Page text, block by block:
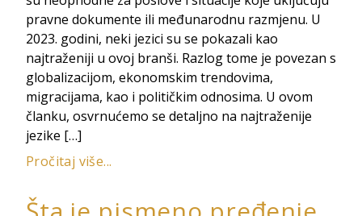
pravne dokumente ili međunarodnu razmjenu. U
2023. godini, neki jezici su se pokazali kao
najtraženiji u ovoj branši. Razlog tome je povezan s
globalizacijom, ekonomskim trendovima,
migracijama, kao i političkim odnosima. U ovom
članku, osvrnućemo se detaljno na najtraženije
jezike […]
Pročitaj više...